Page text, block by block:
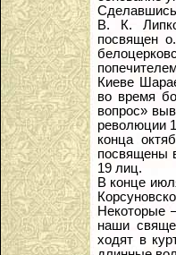
В. К.
посвящен
Киеве
во время
вопрос»
революции
конца
посвящены
19 лиц.
В конце
Некоторые
наши
ходят в